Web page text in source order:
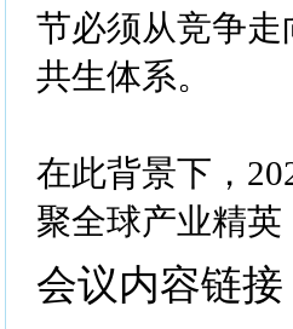
节必须从竞争
共生体系。
在此背景下，
聚全球产业精英
会议内容链接